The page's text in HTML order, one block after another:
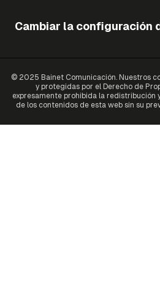
Cambiar la configuración
© 2025 Bainet Comunicación. Nuestros
y protegidas por el Derecho de
expresamente prohibida la redistribución
de los contenidos de esta web sin su